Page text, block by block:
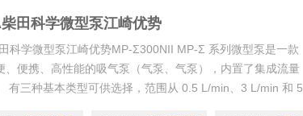
田科学微型泵江崎优势
科学微型泵江崎优势MP-Σ300NII MP-Σ 系列微型泵是一款
、便携、高性能的吸气泵（气泵、气泵），内置了集成流量
有三种基本类型可供选择，范围从 0.5 L/min、3 L/min 和 5